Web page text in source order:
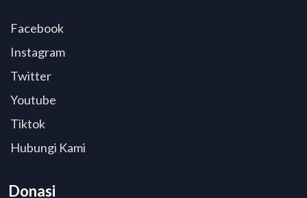
Facebook
Instagram
Twitter
Youtube
Tiktok
Hubungi Kami
Donasi